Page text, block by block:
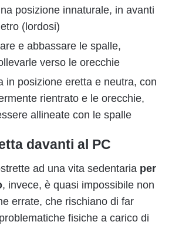
posizione innaturale, in avanti
(lordosi)
e abbassare le spalle,
verso le orecchie
in posizione eretta e neutra, con
rientrato e le orecchie,
allineate con le spalle
davanti al PC
ad una vita sedentaria per
, invece, è quasi impossibile non
errate, che rischiano di far
fisiche a carico di